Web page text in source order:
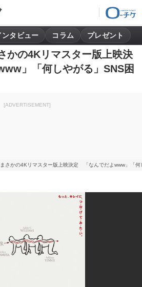
ンタビュー コラム プレゼント
かの4Kリマスター版上映決
」「何しやがる」SNS困
[ADVERTISEMENT]
まさかの4Kリマスター版上映決定 「なんでだよwww」「